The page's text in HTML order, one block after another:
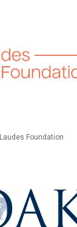
Laudes Foundation